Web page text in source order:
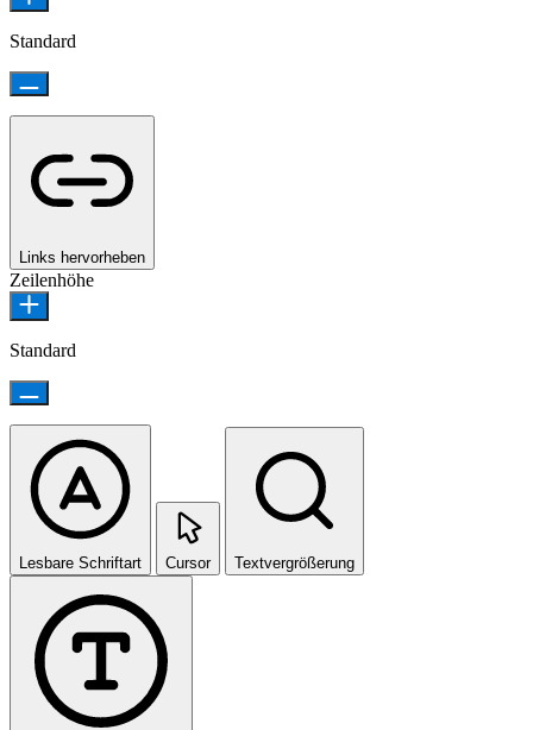
Standard
Links hervorheben
Zeilenhöhe
Standard
Lesbare Schriftart Cursor Textvergrößerung